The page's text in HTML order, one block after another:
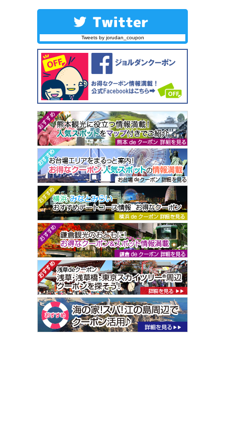
Tweets by jorudan_coupon